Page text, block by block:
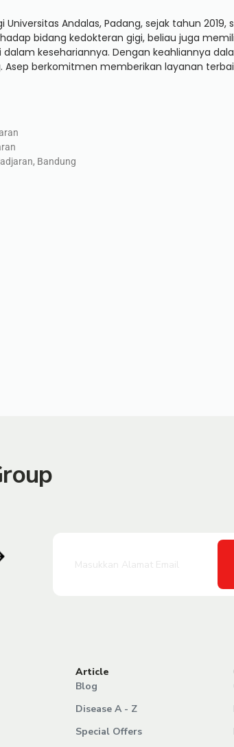
Andalas, Padang, sejak tahun 2019,
bidang kedokteran gigi, beliau juga
kesehariannya. Dengan keahliannya
berkomitmen memberikan layanan
Bandung
Article
Blog
Disease A - Z
Special Offers